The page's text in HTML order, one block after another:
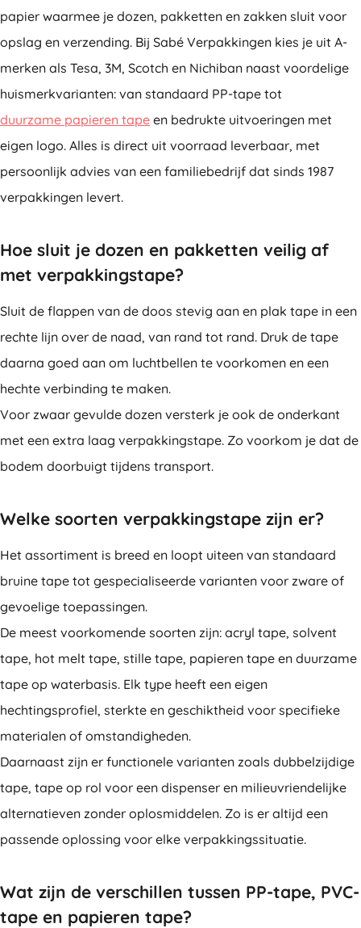
papier waarmee je dozen, pakketten en zakken sluit voor
opslag en verzending. Bij Sabé Verpakkingen kies je uit A-
merken als Tesa, 3M, Scotch en Nichiban naast voordelige
huismerkvarianten: van standaard PP-tape tot
duurzame papieren tape en bedrukte uitvoeringen met
eigen logo. Alles is direct uit voorraad leverbaar, met
persoonlijk advies van een familiebedrijf dat sinds 1987
verpakkingen levert.
Hoe sluit je dozen en pakketten veilig af
met verpakkingstape?
Sluit de flappen van de doos stevig aan en plak tape in een
rechte lijn over de naad, van rand tot rand. Druk de tape
daarna goed aan om luchtbellen te voorkomen en een
hechte verbinding te maken.
Voor zwaar gevulde dozen versterk je ook de onderkant
met een extra laag verpakkingstape. Zo voorkom je dat de
bodem doorbuigt tijdens transport.
Welke soorten verpakkingstape zijn er?
Het assortiment is breed en loopt uiteen van standaard
bruine tape tot gespecialiseerde varianten voor zware of
gevoelige toepassingen.
De meest voorkomende soorten zijn: acryl tape, solvent
tape, hot melt tape, stille tape, papieren tape en duurzame
tape op waterbasis. Elk type heeft een eigen
hechtingsprofiel, sterkte en geschiktheid voor specifieke
materialen of omstandigheden.
Daarnaast zijn er functionele varianten zoals dubbelzijdige
tape, tape op rol voor een dispenser en milieuvriendelijke
alternatieven zonder oplosmiddelen. Zo is er altijd een
passende oplossing voor elke verpakkingssituatie.
Wat zijn de verschillen tussen PP-tape, PVC-
tape en papieren tape?